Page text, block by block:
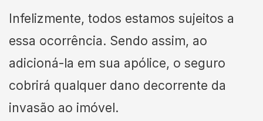
Infelizmente, todos estamos sujeitos a
essa ocorrência. Sendo assim, ao
adicioná-la em sua apólice, o seguro
cobrirá qualquer dano decorrente da
invasão ao imóvel.